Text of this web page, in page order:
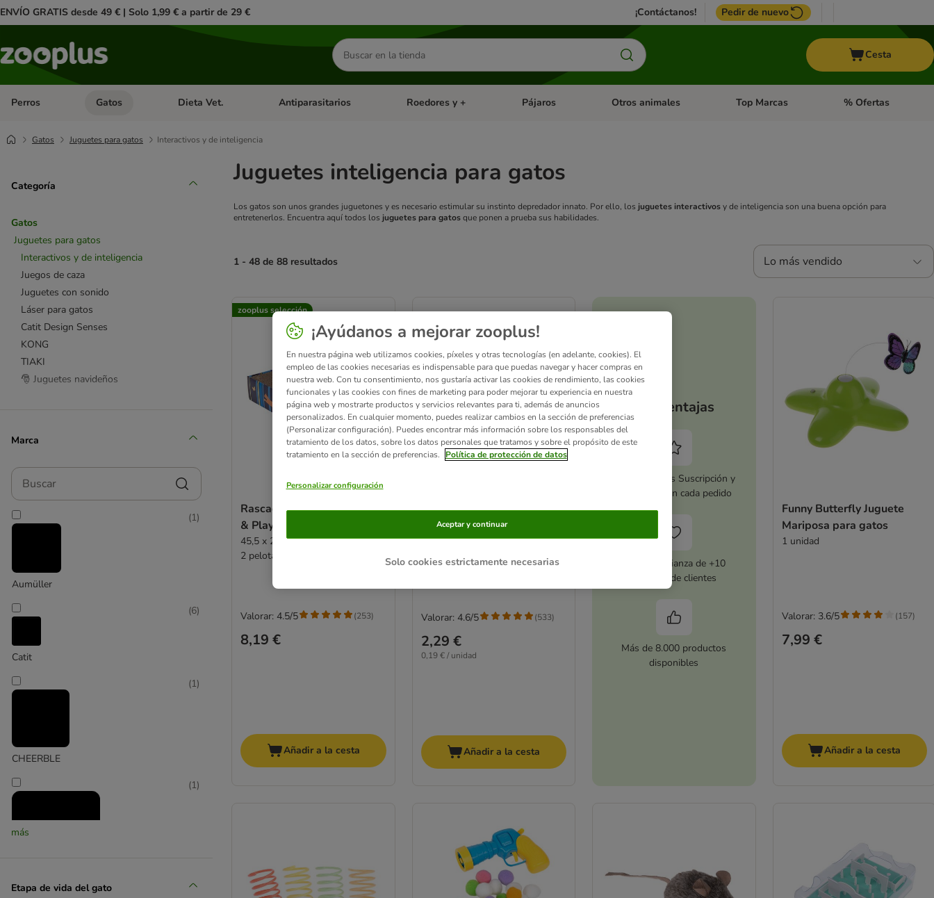
ENVÍO GRATIS desde 49 € | Solo 1,99 € a partir de 29 € ¡Contáctanos! Pedir de nuevo
Buscar
productos
Cesta
Perros Menú de categoria abierto: Perros
Gatos Menú de categoria abierto: Gatos
Dieta Vet. Menú de categoria abierto: Dieta Vet.
Antiparasitarios Menú de categoria abierto: Antiparasitarios
Roedores y + Menú de categoria abierto: Roedores y +
Pájaros Menú de categoria abierto: Pájaros
Otros animales Menú de categoria abierto: Otros animales
Top Marcas Menú de categoria
% Ofertas
Gatos Juguetes para gatos Interactivos y de inteligencia
Categoría
Gatos
Juguetes para gatos
Interactivos y de inteligencia
Juegos de caza
Juguetes con sonido
Láser para gatos
Catit Design Senses
KONG
TIAKI
🎅 Juguetes navideños
Pelotas
Casitas para gatos
Para gatitos
Juguetes con espelta
Juguetes rascadores
Marca
Buscar
Aumüller
(1)
Catit
(6)
CHEERBLE
(1)
Designed by Lotte
(1)
más
Etapa de vida del gato
Juguetes inteligencia para gatos
Los gatos son unos grandes juguetones y es necesario estimular su instinto depredador innato. Por ello, los juguetes interactivosy de inteligencia son una buena opción para
entretenerlos. Encuentra aquí todos los juguetes para gatosque ponen a prueba sus habilidades.
1 - 48 de 88 resultados Lo más vendido
zooplus selección
Rascador de cartón Scratch
& Play para gatos
45,5 x 24 x 9,3 cm (L x An x Al) /
2 pelotas
8,19 €
Valorar: 4.5/5 (253)
Añadir a la cesta
Set de espirales TIAKI
juguete interactivo para
gatos
Set de 12 unidades
2,29 €
0,19 € / unidad
Valorar: 4.6/5 (533)
Añadir a la cesta
Tus ventajas
Activa zooplus Suscripción y
ahorra 5 % en cada pedido
Con la confianza de +10
millones de clientes
Más de 8.000 productos
disponibles
Funny Butterfly Juguete
Mariposa para gatos
1 unidad
7,99 €
Valorar: 3.6/5 (157)
Añadir a la cesta
¡Ayúdanos a mejorar zooplus!
En nuestra página web utilizamos cookies, píxeles y otras tecnologías (en adelante, cookies). El
empleo de las cookies necesarias es indispensable para que puedas navegar y hacer compras en
nuestra web. Con tu consentimiento, nos gustaría activar las cookies de rendimiento, las cookies
funcionales y las cookies con fines de marketing para poder mejorar tu experiencia en nuestra
página web y mostrarte productos y servicios relevantes para ti, además de anuncios
personalizados. En cualquier momento, puedes realizar cambios en la sección de preferencias
(Personalizar configuración). Puedes encontrar más información sobre los responsables del
tratamiento de los datos, sobre los datos personales que tratamos y sobre el propósito de este
tratamiento en la sección de preferencias.
Política de protección de datos
Personalizar configuración
Solo cookies estrictamente necesarias
Aceptar y continuar